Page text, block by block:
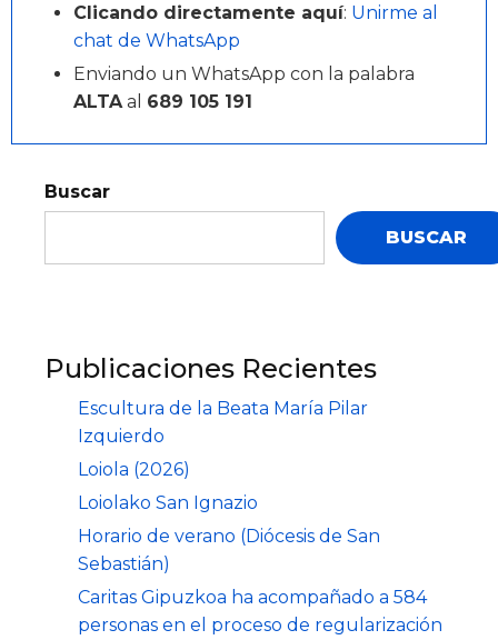
Clicando directamente aquí: Unirme al
chat de WhatsApp
Enviando un WhatsApp con la palabra
ALTA al 689 105 191
Buscar
BUSCAR
Publicaciones Recientes
Escultura de la Beata María Pilar
Izquierdo
Loiola (2026)
Loiolako San Ignazio
Horario de verano (Diócesis de San
Sebastián)
Caritas Gipuzkoa ha acompañado a 584
personas en el proceso de regularización